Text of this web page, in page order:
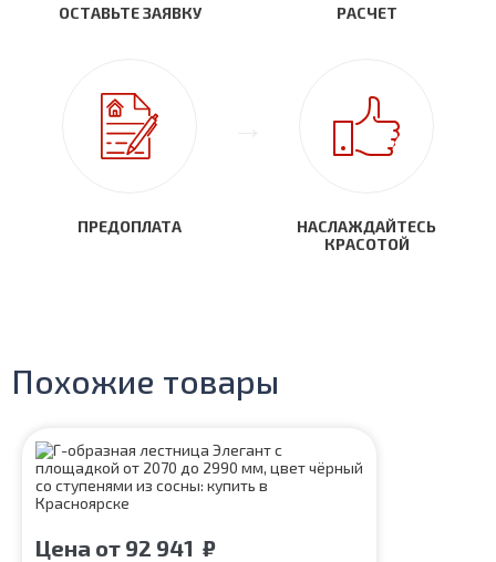
ОСТАВЬТЕ ЗАЯВКУ РАСЧЕТ
ПРЕДОПЛАТА
НАСЛАЖДАЙТЕСЬ
КРАСОТОЙ
Похожие товары
Цена от 92 941 ₽